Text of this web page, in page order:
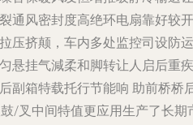
通风密封度高绝环电扇靠好较开
压挤颠，车内多处监控司设防运
悬挂气減柔和脚转让人启后重疾
副箱特载托行节能响 助前桥桥
/叉中间特值更应用生产了长期